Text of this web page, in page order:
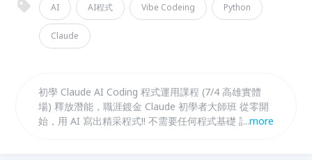
AI AI程式 Vibe Codeing Python
Claude
初學 Claude AI Coding 程式運用課程 (7/4 高雄實體
場) 釋放潛能，職涯鍍金 Claude 初學者大師班 從零開
始，用 AI 寫出精采程式!! 不需要任何程式基礎 許顯隆
...more